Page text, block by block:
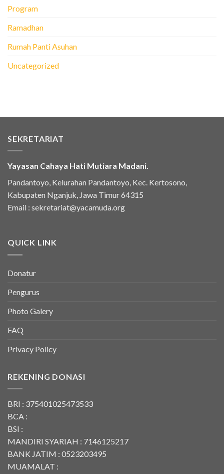
Program
Ramadhan
Rumah Panti Asuhan
Uncategorized
SEKRETARIAT
Yayasan Cahaya Hati Mutiara Madani.
Pandantoyo, Kelurahan Pandantoyo, Kec. Kertosono,
Kabupaten Nganjuk, Jawa Timur 64315
Email : sekretariat@yacamuda.org
QUICK LINK
Donatur
Pengurus
Photo Galery
FAQ
Privacy Policy
REKENING DONASI
BRI : 375401025473533
BCA :
BSI :
MANDIRI SYARIAH : 7146125217
BANK JATIM : 0523203495
MUAMALAT :